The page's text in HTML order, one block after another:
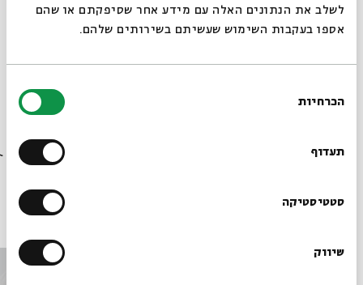
לשלב את הנתונים האלה עם מידע אחר שסיפקתם או שהם
אספו בעקבות השימוש שעשיתם בשירותים שלהם.
הסכמה
הכרחיות
תעדוף
סטטיסטיקה
שיווק
מופעי עמידה אלא אם צוין אחרת, מספר המקומות מוגבל
שיתוף הרשמה לאירועים דומים